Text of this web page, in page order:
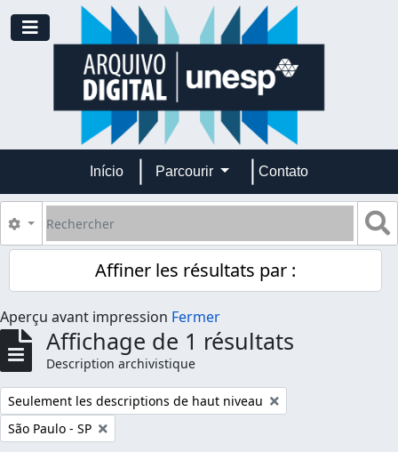
Skip to main content
Toggle navigation
Início Parcourir Contato
Rechercher
Search options
Affiner les résultats par :
Aperçu avant impression Fermer
Affichage de 1 résultats
Description archivistique
Remove filter:
Seulement les descriptions de haut niveau
Remove filter:
São Paulo - SP